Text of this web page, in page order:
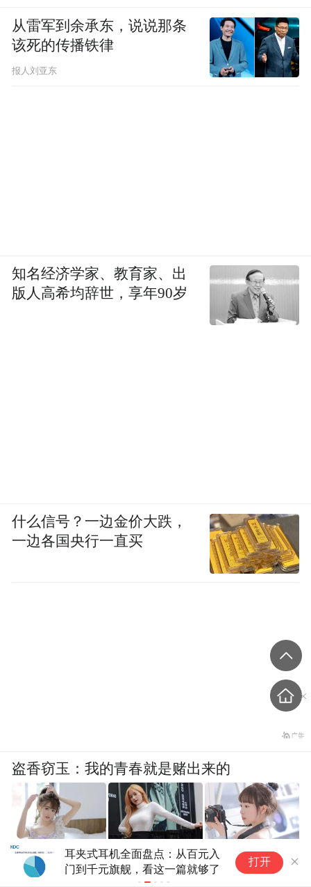
10.6万元，索尼FE 600mm F4
GM OSS定焦G大师镜头上架
打开
从雷军到余承东，说说那条
该死的传播铁律
报人刘亚东
知名经济学家、教育家、出
版人高希均辞世，享年90岁
什么信号？一边金价大跌，
一边各国央行一直买
盗香窃玉：我的青春就是赌出来的
爽文